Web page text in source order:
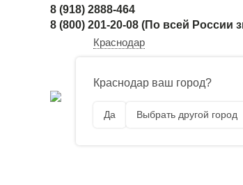
8 (918) 2888-464
8 (800) 201-20-08 (По всей России
Краснодар
Краснодар ваш город?
Да Выбрать другой город